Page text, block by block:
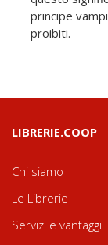
principe
proibiti.
LIBRERIE.COOP
Chi siamo
Le Librerie
Servizi e vantaggi